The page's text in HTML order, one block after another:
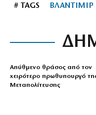
# TAGS
Απύθμενο θράσος από τον
χειρότερο πρωθυπουργό
Μεταπολίτευσης